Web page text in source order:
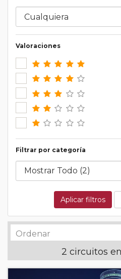
Valoraciones
Filtrar por categoría
Aplicar filtros
2 circuitos